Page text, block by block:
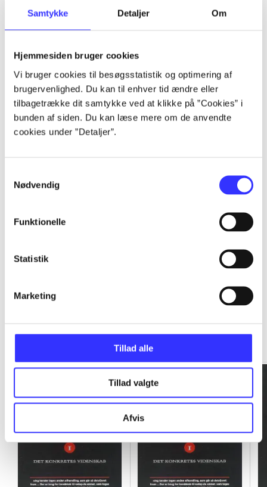
Samtykke Detaljer Om
Hjemmesiden bruger cookies
Vi bruger cookies til besøgsstatistik og optimering af
brugervenlighed. Du kan til enhver tid ændre eller
tilbagetrække dit samtykke ved at klikke på ”Cookies” i
bunden af siden. Du kan læse mere om de anvendte
cookies under ”Detaljer”.
Nødvendig
Funktionelle
Statistik
Marketing
Tillad alle
Tillad valgte
Afvis
Artikler
...
...
...
...
Gå til serien